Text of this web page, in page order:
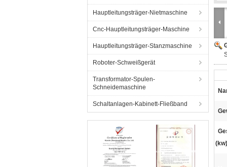
Hauptleitungsträger-Nietmaschine
Cnc-Hauptleitungsträger-Maschine
Hauptleitungsträger-Stanzmaschine
Roboter-Schweißgerät
Transformator-Spulen-
Schneidemaschine
Schaltanlagen-Kabinett-Fließband